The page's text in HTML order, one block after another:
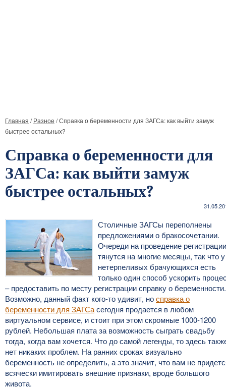
Главная /Разное /Справка о беременности для ЗАГСа: как выйти замуж
быстрее остальных?
Справка о беременности для
ЗАГСа: как выйти замуж
быстрее остальных?
Столичные ЗАГСы переполнены
предложениями о бракосочетании.
Очереди на проведение регистрации
тянутся на многие месяцы, так что у
нетерпеливых брачующихся есть
только один способ ускорить
– предоставить по месту регистрации справку о беременности.
Возможно, данный факт кого-то удивит, носправка о
беременности для ЗАГСасегодня продается в любом
виртуальном сервисе, и стоит при этом скромные 1000-1200
рублей. Небольшая плата за возможность сыграть свадьбу
тогда, когда вам хочется. Что до самой легенды, то здесь
нет никаких проблем. На ранних сроках визуально
беременность не определить, а это значит, что вам не
всячески имитировать внешние признаки, вроде большого
живота.